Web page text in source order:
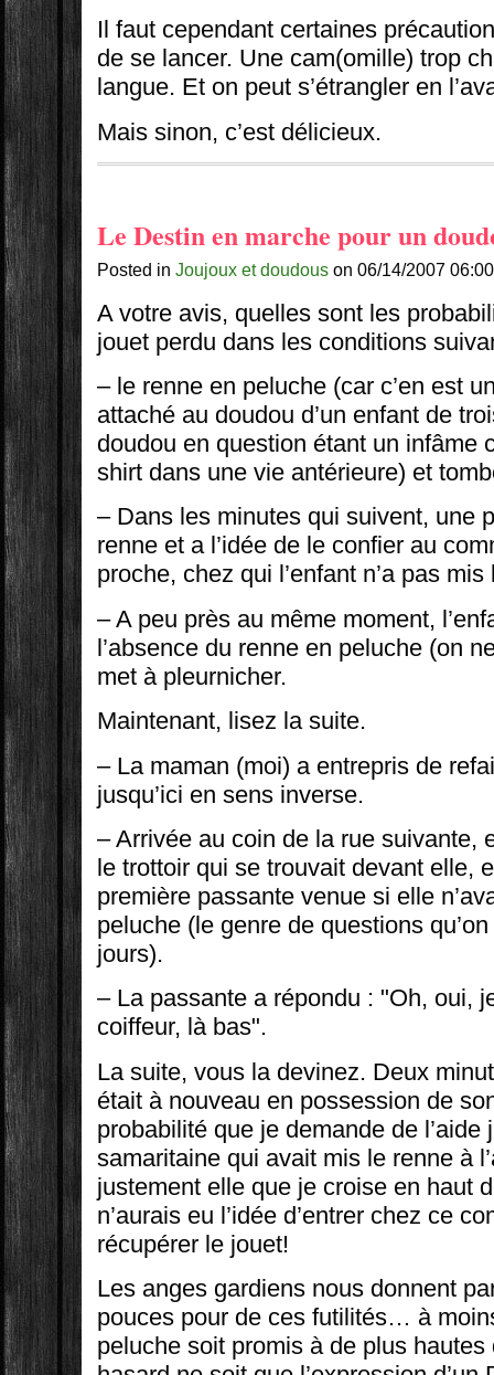
Il faut cependant certaines
de se lancer. Une cam(omille) trop
langue. Et on peut s’étrangler en
Mais sinon, c’est délicieux.
Le Destin en marche pour un
Posted inJoujoux et doudous on 06/14/2007
A votre avis, quelles sont les
jouet perdu dans les conditions
– le renne en peluche (car c’en est
attaché au doudou d’un enfant de
doudou en question étant un infâme
shirt dans une vie antérieure) et
– Dans les minutes qui suivent, une
renne et a l’idée de le confier au
proche, chez qui l’enfant n’a pas
– A peu près au même moment,
l’absence du renne en peluche (on
met à pleurnicher.
Maintenant, lisez la suite.
– La maman (moi) a entrepris de
jusqu’ici en sens inverse.
– Arrivée au coin de la rue suivante,
le trottoir qui se trouvait devant elle,
première passante venue si elle
peluche (le genre de questions
jours).
– La passante a répondu : "Oh, oui,
coiffeur, là bas".
La suite, vous la devinez. Deux
était à nouveau en possession de
probabilité que je demande de
samaritaine qui avait mis le renne à
justement elle que je croise en haut
n’aurais eu l’idée d’entrer chez ce
récupérer le jouet!
Les anges gardiens nous donnent
pouces pour de ces futilités… à
peluche soit promis à de plus